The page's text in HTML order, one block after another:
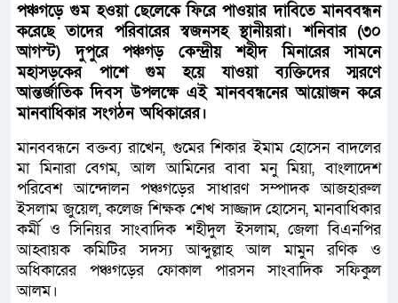
পঞ্চগড়ে গুম হওয়া ছেলেকে ফিরে পাওয়ার দাবিতে মানববন্ধন
করেছে তাদের পরিবারের স্বজনসহ স্থানীয়রা। শনিবার (৩০
আগস্ট) দুপুরে পঞ্চগড় কেন্দ্রীয় শহীদ মিনারের সামনে
মহাসড়কের পাশে গুম হয়ে যাওয়া ব্যক্তিদের স্মরণে
আন্তর্জাতিক দিবস উপলক্ষে এই মানববন্ধনের আয়োজন করে
মানবাধিকার সংগঠন অধিকারের।
মানববন্ধনে বক্তব্য রাখেন, গুমের শিকার ইমাম হোসেন বাদলের
মা মিনারা বেগম, আল আমিনের বাবা মনু মিয়া, বাংলাদেশ
পরিবেশ আন্দোলন পঞ্চগড়ের সাধারণ সম্পাদক আজহারুল
ইসলাম জুয়েল, কলেজ শিক্ষক শেখ সাজ্জাদ হোসেন, মানবাধিকার
কর্মী ও সিনিয়র সাংবাদিক শহীদুল ইসলাম, জেলা বিএনপির
আহ্বায়ক কমিটির সদস্য আব্দুল্লাহ আল মামুন রণিক ও
অধিকারের পঞ্চগড়ের ফোকাল পারসন সাংবাদিক সফিকুল
আলম।